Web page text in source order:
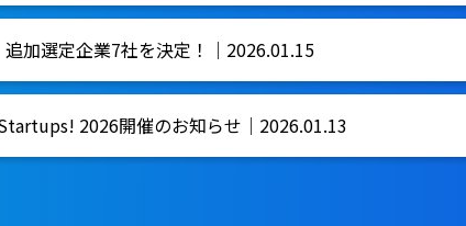
加選定企業7社を決定！｜2026.01.15
2026開催のお知らせ｜2026.01.13